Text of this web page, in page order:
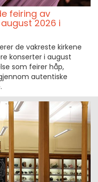
feiring av
2026 i
de vakreste kirkene
konserter i august
som feirer håp,
autentiske